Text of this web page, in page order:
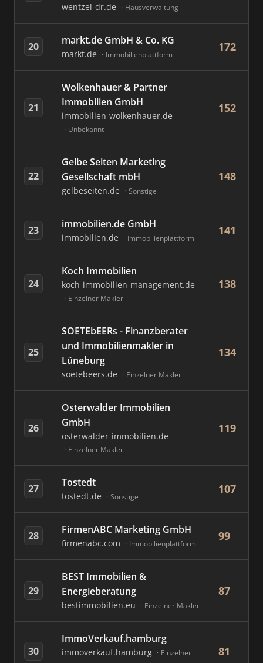
wentzel-dr.de Hausverwaltung
20 markt.de GmbH & Co. KG
markt.de Immobilienplattform
172
21
Wolkenhauer & Partner
Immobilien GmbH
immobilien-wolkenhauer.de
Unbekannt
152
22
Gelbe Seiten Marketing
Gesellschaft mbH
gelbeseiten.de Sonstige
148
23 immobilien.de GmbH
immobilien.de Immobilienplattform
141
24
Koch Immobilien
koch-immobilien-management.de
Einzelner Makler
138
25
SOETEbEERs - Finanzberater
und Immobilienmakler in
Lüneburg
soetebeers.de Einzelner Makler
134
26
Osterwalder Immobilien
GmbH
osterwalder-immobilien.de
Einzelner Makler
119
27 Tostedt
tostedt.de Sonstige
107
28 FirmenABC Marketing GmbH
firmenabc.com Immobilienplattform
99
29
BEST Immobilien &
Energieberatung
bestimmobilien.eu Einzelner Makler
87
30
ImmoVerkauf.hamburg
immoverkauf.hamburg
Einzelner
81